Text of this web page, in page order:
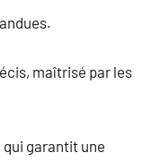
maîtrisé par les
garantit une